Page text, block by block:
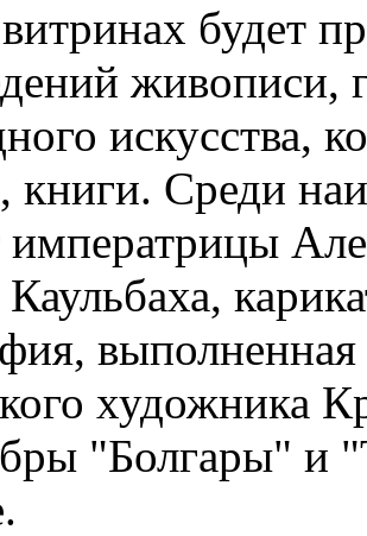
будет
живописи,
искусства,
книги. Среди
императрицы
Каульбаха,
выполненная
художника
"Болгары" и